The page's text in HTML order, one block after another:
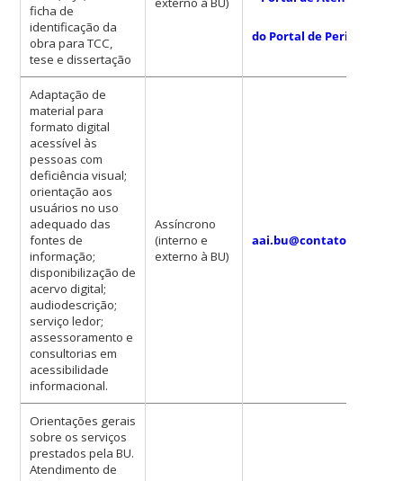
ficha de
identificação da
obra para TCC,
tese e dissertação
do Portal de Periódicos
Adaptação de
material para
formato digital
acessível às
pessoas com
deficiência visual;
orientação aos
usuários no uso
adequado das
fontes de
informação;
disponibilização de
acervo digital;
audiodescrição;
serviço ledor;
assessoramento e
consultorias em
acessibilidade
informacional.
Assíncrono
(interno e
externo à BU)
aai.bu@contato.ufsc.br
Orientações gerais
sobre os serviços
prestados pela BU.
Atendimento de